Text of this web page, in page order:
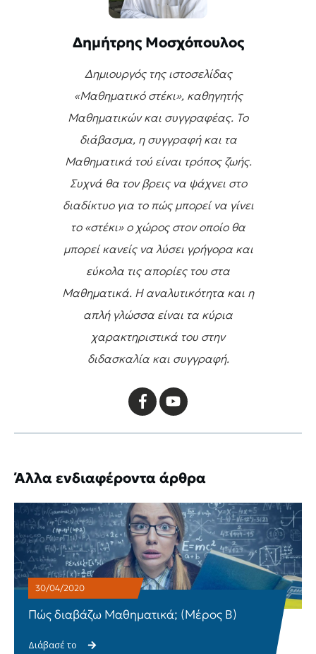
Δημήτρης Μοσχόπουλος
Δημιουργός της ιστοσελίδας
«Μαθηματικό στέκι», καθηγητής
Μαθηματικών και συγγραφέας. Το
διάβασμα, η συγγραφή και τα
Μαθηματικά τού είναι τρόπος ζωής.
Συχνά θα τον βρεις να ψάχνει στο
διαδίκτυο για το πώς μπορεί να γίνει
το «στέκι» ο χώρος στον οποίο θα
μπορεί κανείς να λύσει γρήγορα και
εύκολα τις απορίες του στα
Μαθηματικά. Η αναλυτικότητα και η
απλή γλώσσα είναι τα κύρια
χαρακτηριστικά του στην
διδασκαλία και συγγραφή.
Άλλα ενδιαφέροντα άρθρα
30/04/2020
Πώς διαβάζω Μαθηματικά; (Μέρος Β)
Διάβασέ το